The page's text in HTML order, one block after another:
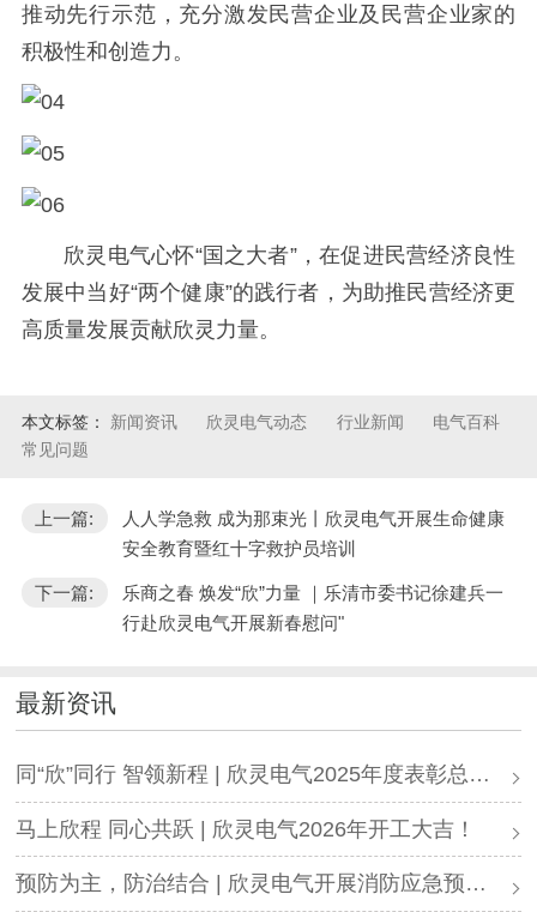
推动先行示范，充分激发民营企业及民营企业家的
积极性和创造力。
欣灵电气心怀“国之大者”，在促进民营经济良性
发展中当好“两个健康”的践行者，为助推民营经济更
高质量发展贡献欣灵力量。
本文标签： 新闻资讯 欣灵电气动态 行业新闻
电气百科
常见问题
上一篇:
人人学急救 成为那束光丨欣灵电气开展生命健康
安全教育暨红十字救护员培训
下一篇:
乐商之春 焕发“欣”力量 ｜乐清市委书记徐建兵一
行赴欣灵电气开展新春慰问"
最新资讯
同“欣”同行 智领新程 | 欣灵电气2025年度表彰总结大会暨新年酒会成功举办！
马上欣程 同心共跃 | 欣灵电气2026年开工大吉！
预防为主，防治结合 | 欣灵电气开展消防应急预案演练活动